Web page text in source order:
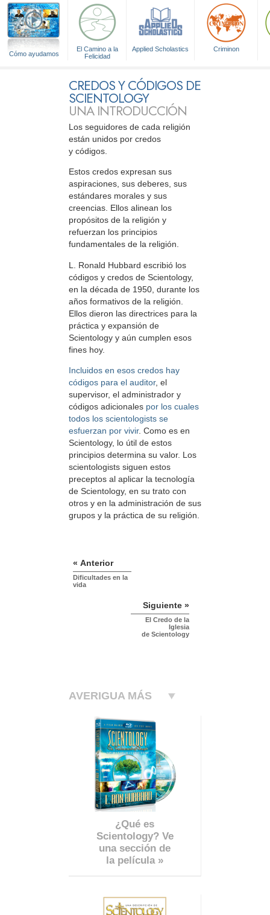
Cómo ayudamos
El Camino a la
Felicidad
Applied Scholastics Criminon
CREDOS Y CÓDIGOS DE
SCIENTOLOGY
UNA INTRODUCCIÓN
Los seguidores de cada religión
están unidos por credos
y códigos.
Estos credos expresan sus
aspiraciones, sus deberes, sus
estándares morales y sus
creencias. Ellos alinean los
propósitos de la religión y
refuerzan los principios
fundamentales de la religión.
L. Ronald Hubbard escribió los
códigos y credos de Scientology,
en la década de 1950, durante los
años formativos de la religión.
Ellos dieron las directrices para la
práctica y expansión de
Scientology y aún cumplen esos
fines hoy.
Incluidos en esos credos hay
códigos para el auditor, el
supervisor, el administrador y
códigos adicionales por los cuales
todos los scientologists se
esfuerzan por vivir. Como es en
Scientology, lo útil de estos
principios determina su valor. Los
scientologists siguen estos
preceptos al aplicar la tecnología
de Scientology, en su trato con
otros y en la administración de sus
grupos y la práctica de su religión.
« Anterior
Dificultades en la
vida
Siguiente »
El Credo de la
Iglesia
de Scientology
AVERIGUA MÁS
¿Qué es
Scientology? Ve
una sección de
la película »